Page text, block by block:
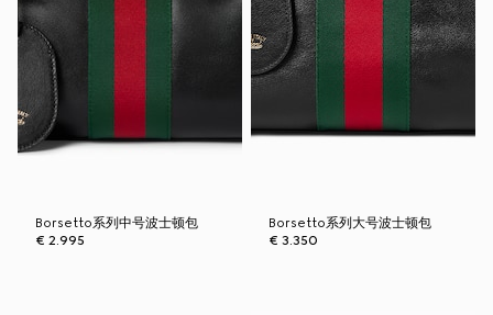
Borsetto系列中号波士顿包
€ 2.995
Borsetto系列大号波士顿包
€ 3.350